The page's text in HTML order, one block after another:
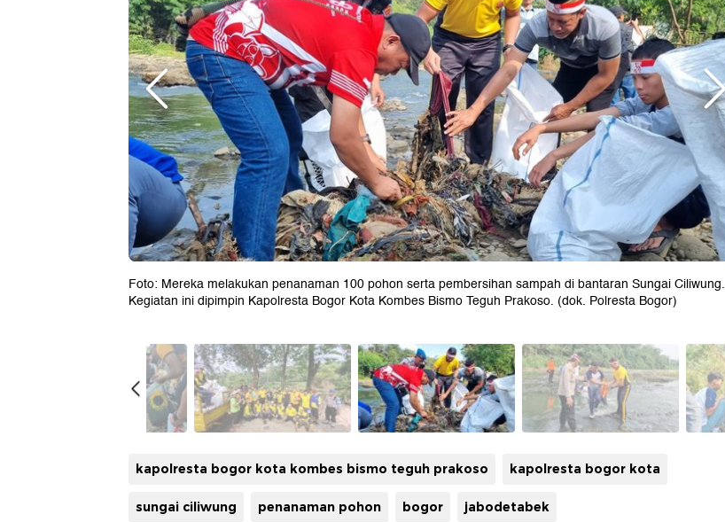
Foto: Mereka melakukan penanaman 100 pohon serta pembersihan sampah di bantaran Sungai Ciliwung.
Kegiatan ini dipimpin Kapolresta Bogor Kota Kombes Bismo Teguh Prakoso. (dok. Polresta Bogor)
kapolresta bogor kota kombes bismo teguh prakoso kapolresta bogor kota
sungai ciliwung penanaman pohon bogor jabodetabek